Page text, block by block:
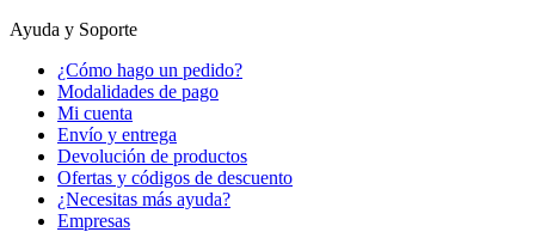
Ayuda y Soporte
¿Cómo hago un pedido?
Modalidades de pago
Mi cuenta
Envío y entrega
Devolución de productos
Ofertas y códigos de descuento
¿Necesitas más ayuda?
Empresas